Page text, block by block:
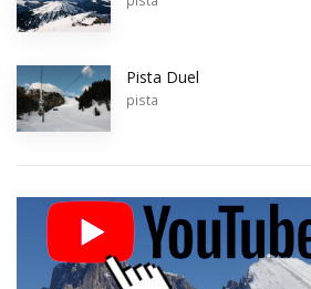
Pista Duel
pista